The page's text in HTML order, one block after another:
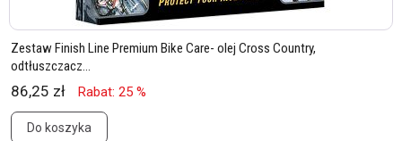
Zestaw Finish Line Premium Bike Care- olej Cross Country,
odtłuszczacz...
86,25 zł Rabat: 25 %
Do koszyka